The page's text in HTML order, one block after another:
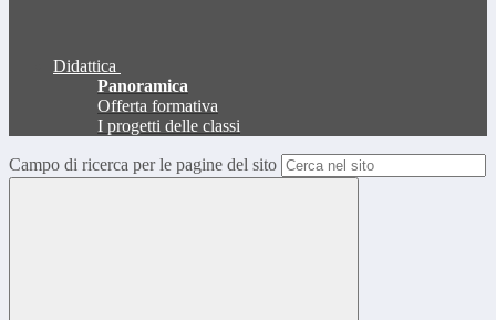
Didattica
Panoramica
Offerta formativa
I progetti delle classi
Campo di ricerca per le pagine del sito